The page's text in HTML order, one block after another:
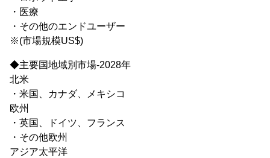
・医療
・その他のエンドユーザー
※(市場規模US$)
◆主要国地域別市場-2028年
北米
・米国、カナダ、メキシコ
欧州
・英国、ドイツ、フランス
・その他欧州
アジア太平洋